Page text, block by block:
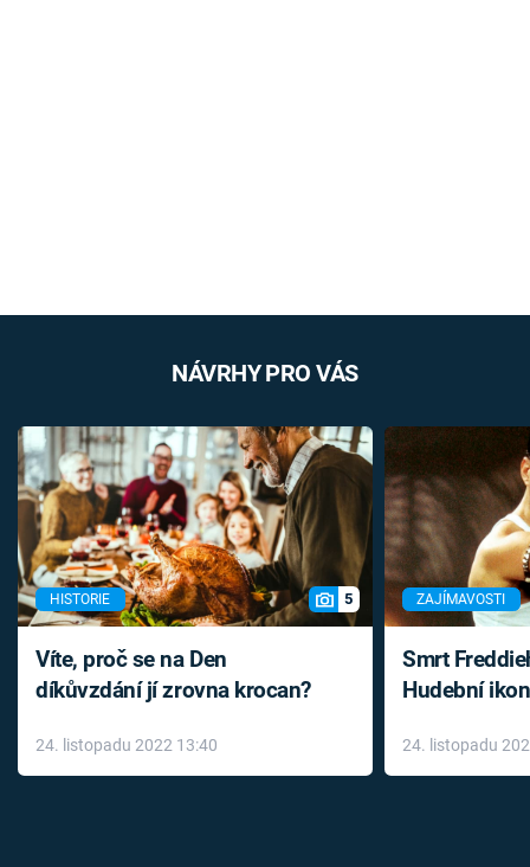
NÁVRHY PRO VÁS
HISTORIE 5
Víte, proč se na Den
díkůvzdání jí zrovna krocan?
24. listopadu 2022 13:40
ZAJÍMAVOSTI
Smrt
Hudební
léky
24. listopadu